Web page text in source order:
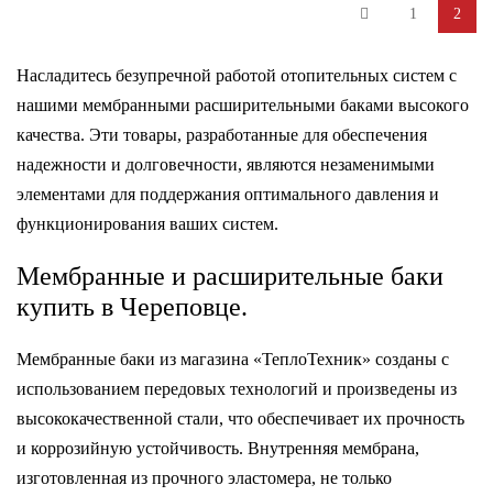
1 2
Насладитесь безупречной работой отопительных систем с
нашими мембранными расширительными баками высокого
качества. Эти товары, разработанные для обеспечения
надежности и долговечности, являются незаменимыми
элементами для поддержания оптимального давления и
функционирования ваших систем.
Мембранные и расширительные баки
купить в Череповце.
Мембранные баки из магазина «ТеплоТехник» созданы с
использованием передовых технологий и произведены из
высококачественной стали, что обеспечивает их прочность
и коррозийную устойчивость. Внутренняя мембрана,
изготовленная из прочного эластомера, не только